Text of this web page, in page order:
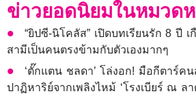
ข่าวยอดนิยมในหมวด
“ยิปซี-นิโคลัส” เปิดบทเรียนรัก 8 ปี เ
สามีเป็นคนตรงข้ามกับตัวเองมากๆ
‘ตั๊กแตน ชลดา’ โล่งอก! มือกีตาร์ค
ปาฏิหาริย์จากเพลิงไหม้ ‘โรงเบียร์ ณ ลา